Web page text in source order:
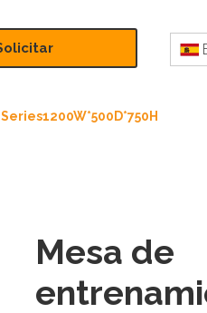
Mesa de